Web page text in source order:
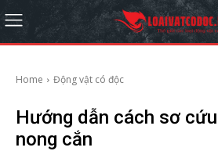
Home Động vật có độc
Hướng dẫn cách sơ
nong cắn